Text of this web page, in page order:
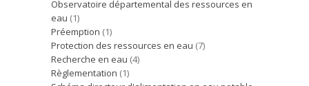
Observatoire départemental des ressources en
eau (1)
Préemption (1)
Protection des ressources en eau (7)
Recherche en eau (4)
Règlementation (1)